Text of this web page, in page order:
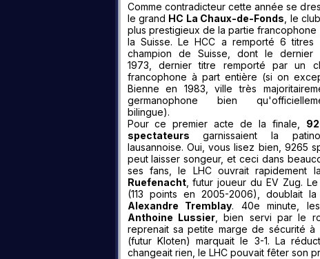
Comme contradicteur cette année se
le grand HC La Chaux-de-Fonds , le
plus prestigieux de la partie francophone
la Suisse. Le HCC a remporté 6 titres
champion de Suisse, dont le dernier
1973, dernier titre remporté par un
francophone à part entière (si on
Bienne en 1983, ville très
germanophone bien
bilingue).
Pour ce premier acte de la finale,
spectateurs garnissaient la
lausannoise. Oui, vous lisez bien, 9265
peut laisser songeur, et ceci dans
ses fans, le LHC ouvrait rapidement
Ruefenacht, futur joueur du EV Zug.
(113 points en 2005-2006), doublait
Alexandre Tremblay. 40e minute,
Anthoine Lussier, bien servi par le
reprenait sa petite marge de sécurité à
(futur Kloten) marquait le 3-1. La
changeait rien, le LHC pouvait fêter son